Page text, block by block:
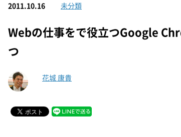
2011.10.16 未分類
Webの仕事をで役立つGoogle
つ
花城 康貴